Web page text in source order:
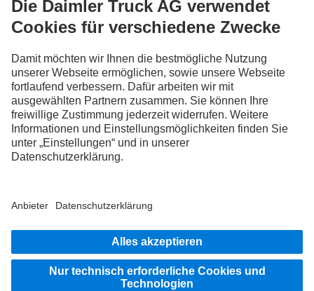
FOLLOW THE ROADSTARS.
Tausche jetzt Erfahrungen mit anderen Truckerinnen und
Steig ein
Rechtliche Hinweise
Datenschutz Schweiz
Datenschutz Aftersales